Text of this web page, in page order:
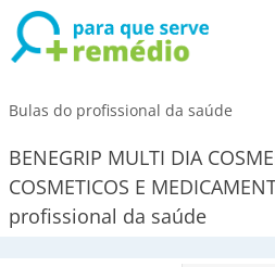
Bulas do profissional da saúde
BENEGRIP MULTI DIA
COSMETICOS E
profissional da saúde